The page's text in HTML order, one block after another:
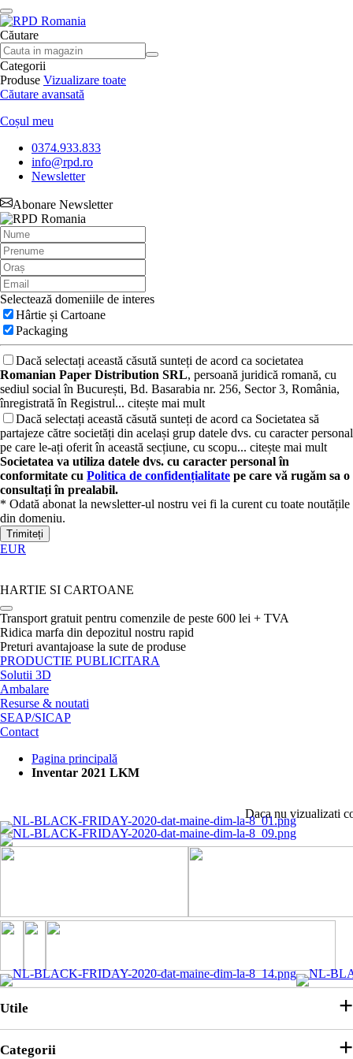
Căutare
Categorii
Produse Vizualizare toate
Căutare avansată
Coșul meu
0374.933.833
info@rpd.ro
Newsletter
Abonare Newsletter
Selectează domeniile de interes
Hârtie și Cartoane
Packaging
Dacă selectați această căsută sunteți de acord ca societatea
Romanian Paper Distribution SRL, persoană juridică romană, cu
sediul social în București, Bd. Basarabia nr. 256, Sector 3, România,
înregistrată în Registrul... citește mai mult
Dacă selectați această căsută sunteți de acord ca Societatea să
partajeze către societăți din același grup datele dvs. cu caracter personal
pe care le-ați oferit în această secțiune, cu scopu... citește mai mult
Societatea va utiliza datele dvs. cu caracter personal în
conformitate cu Politica de confidențialitate pe care vă rugăm sa o
consultați în prealabil.
* Odată abonat la newsletter-ul nostru vei fi la curent cu toate noutățile
din domeniu.
Trimiteți
EUR
HARTIE SI CARTOANE
Transport gratuit pentru comenzile de peste 600 lei + TVA
Ridica marfa din depozitul nostru rapid
Preturi avantajoase la sute de produse
PRODUCTIE PUBLICITARA
Solutii 3D
Ambalare
Resurse & noutati
SEAP/SICAP
Contact
Pagina principală
Inventar 2021 LKM
Daca nu vizualizati
Utile
Parteneri
Categorii